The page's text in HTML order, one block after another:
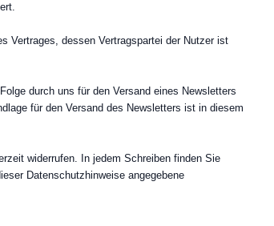
Vertrages, dessen Vertragspartei der Nutzer ist
durch uns für den Versand eines Newsletters
für den Versand des Newsletters ist in diesem
widerrufen. In jedem Schreiben finden Sie
Datenschutzhinweise angegebene